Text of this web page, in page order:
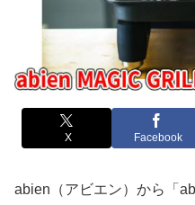
X Facebook
abien（アビエン）から「